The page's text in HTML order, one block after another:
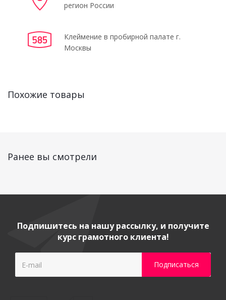
регион России
Клеймение в пробирной палате г.
Москвы
Похожие товары
Ранее вы смотрели
Подпишитесь на нашу рассылку, и получите
курс грамотного клиента!